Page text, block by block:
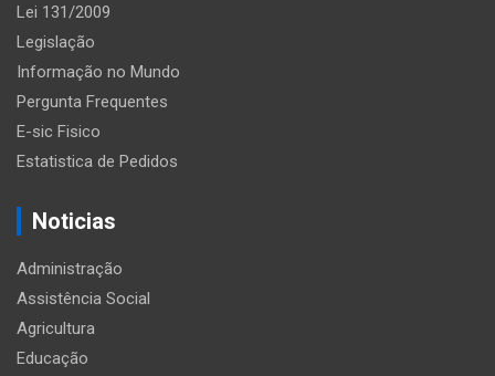
Lei 131/2009
Legislação
Informação no Mundo
Pergunta Frequentes
E-sic Fisico
Estatistica de Pedidos
Noticias
Administração
Assistência Social
Agricultura
Educação